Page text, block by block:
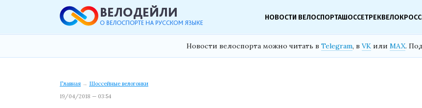
НОВОСТИ ВЕЛОСПОРТАШОССЕТРЕКВЕЛОКРОСС
Новости велоспорта можно читать в Telegram, в VK или MAX.
Главная → Шоссейные велогонки
19/04/2018 — 03:54